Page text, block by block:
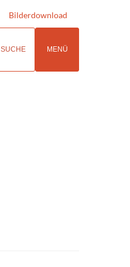
Bilderdownload
SUCHE MENÜ